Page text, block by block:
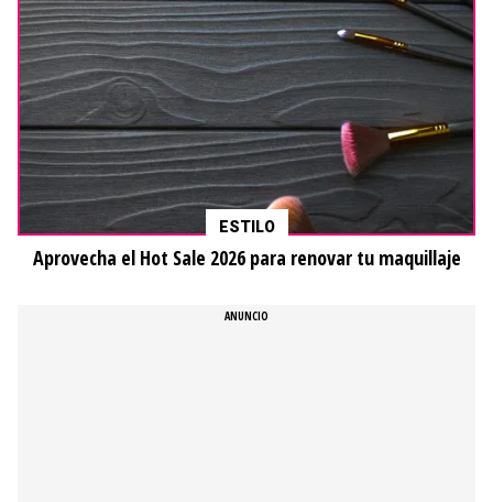
ESTILO
Aprovecha el Hot Sale 2026 para renovar tu maquillaje